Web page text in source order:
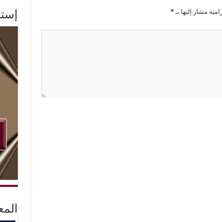
مشار إليها بـ*